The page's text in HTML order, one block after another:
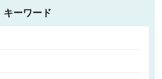
キーワード